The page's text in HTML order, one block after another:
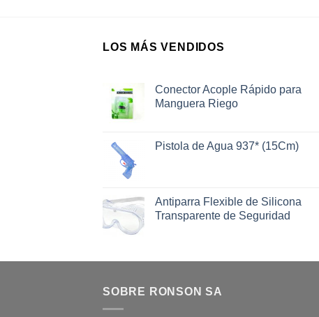
LOS MÁS VENDIDOS
Conector Acople Rápido para
Manguera Riego
Pistola de Agua 937* (15Cm)
Antiparra Flexible de Silicona
Transparente de Seguridad
SOBRE RONSON SA